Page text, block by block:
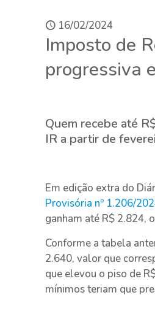
16/02/2024
Imposto de
progressiva
Quem recebe até
IR a partir de
Em edição extra do
Provisória nº 1.206/
ganham até R$ 2.824,
Conforme a tabela
2.640, valor que
que elevou o piso de
mínimos teriam que